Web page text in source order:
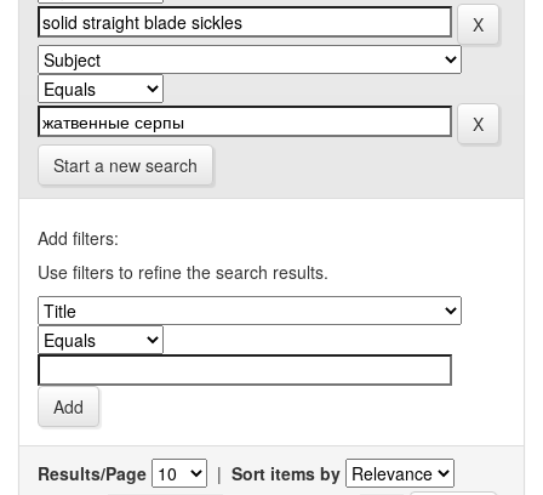
Start a new search
Add filters:
Use filters to refine the search results.
Results/Page | Sort items by